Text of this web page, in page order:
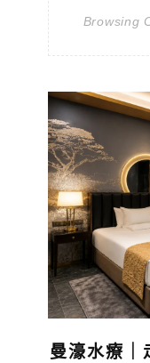
Browsing
曼濠水療｜